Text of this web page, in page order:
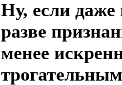
Ну, если
разве
менее